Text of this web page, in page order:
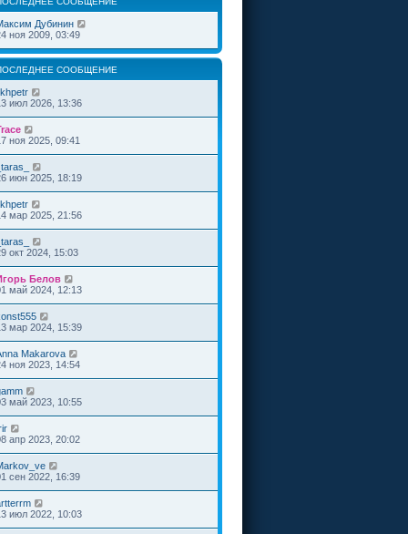
Дубинин
ноя 2009, 03:49
СООБЩЕНИЕ
июл 2026, 13:36
ноя 2025, 09:41
_taras_
июн 2025, 18:19
мар 2025, 21:56
_taras_
окт 2024, 15:03
Белов
май 2024, 12:13
мар 2024, 15:39
Makarova
ноя 2023, 14:54
май 2023, 10:55
апр 2023, 20:02
сен 2022, 16:39
июл 2022, 10:03